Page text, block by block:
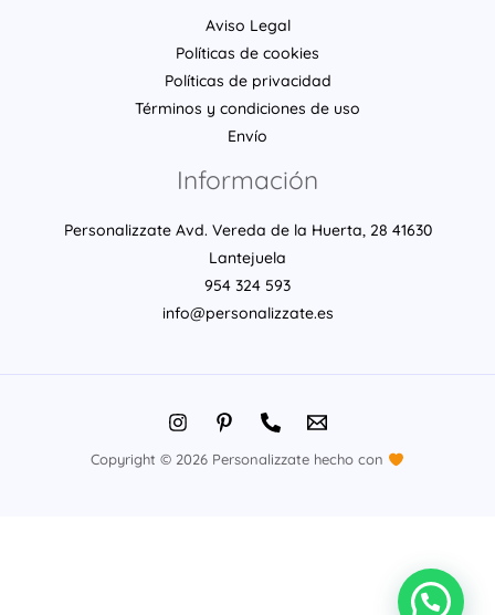
Aviso Legal
Políticas de cookies
Políticas de privacidad
Términos y condiciones de uso
Envío
Información
Personalizzate Avd. Vereda de la Huerta, 28 41630
Lantejuela
954 324 593
info@personalizzate.es
Copyright © 2026 Personalizzate hecho con